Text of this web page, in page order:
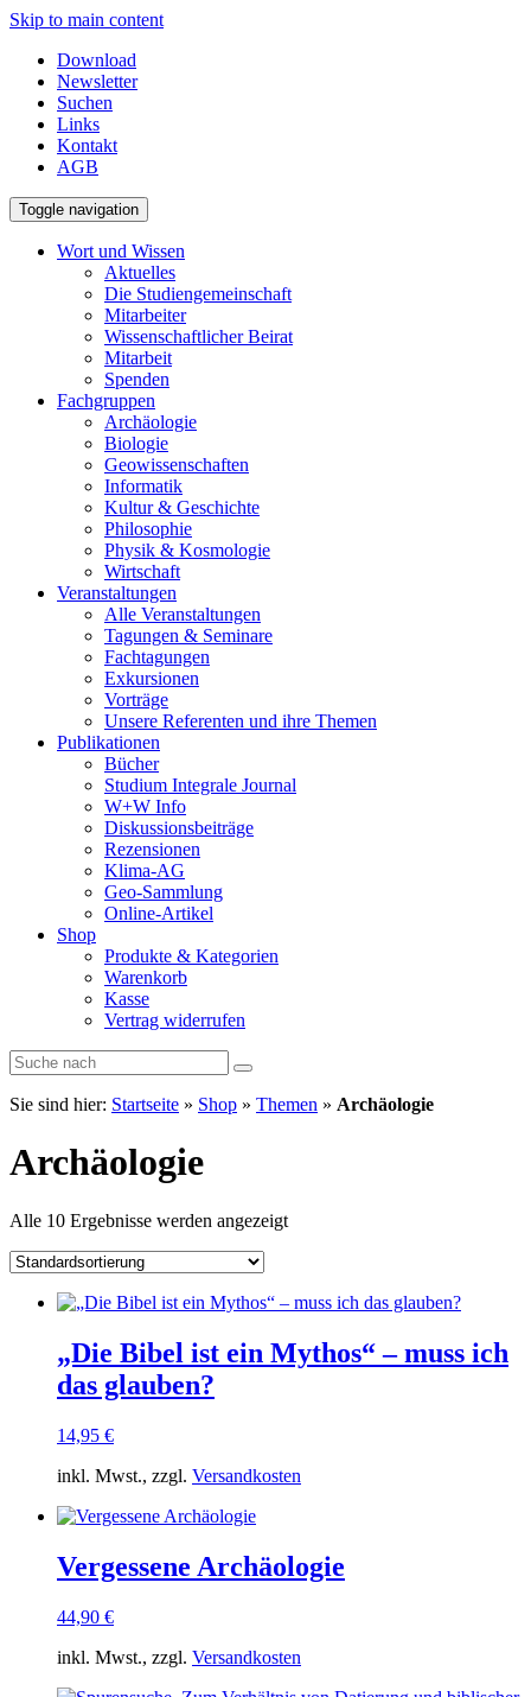
Skip to main content
Download
Newsletter
Suchen
Links
Kontakt
AGB
Toggle navigation
Wort und Wissen
Aktuelles
Die Studiengemeinschaft
Mitarbeiter
Wissenschaftlicher Beirat
Mitarbeit
Spenden
Fachgruppen
Archäologie
Biologie
Geowissenschaften
Informatik
Kultur & Geschichte
Philosophie
Physik & Kosmologie
Wirtschaft
Veranstaltungen
Alle Veranstaltungen
Tagungen & Seminare
Fachtagungen
Exkursionen
Vorträge
Unsere Referenten und ihre Themen
Publikationen
Bücher
Studium Integrale Journal
W+W Info
Diskussionsbeiträge
Rezensionen
Klima-AG
Geo-Sammlung
Online-Artikel
Shop
Produkte & Kategorien
Warenkorb
Kasse
Vertrag widerrufen
Sie sind hier: Startseite » Shop » Themen » Archäologie
Archäologie
Alle 10 Ergebnisse werden angezeigt
„Die Bibel ist ein Mythos“ – muss ich
das glauben?
14,95 €
inkl. Mwst., zzgl. Versandkosten
Vergessene Archäologie
44,90 €
inkl. Mwst., zzgl. Versandkosten